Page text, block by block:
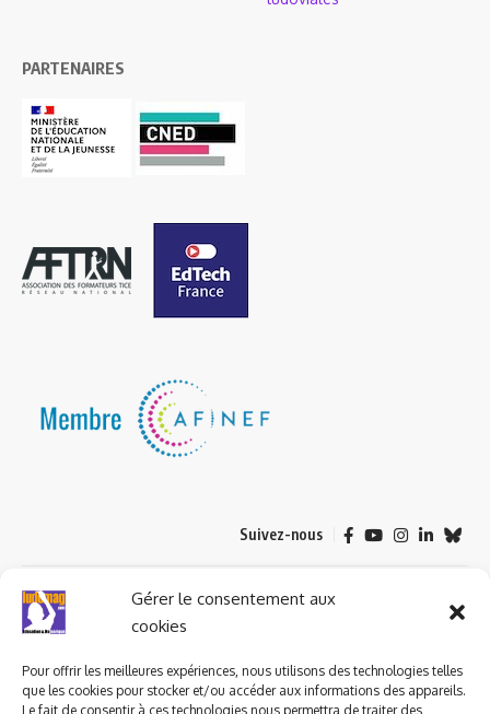
Gérer le consentement aux
cookies
Pour offrir les meilleures expériences, nous utilisons des technologies telles
que les cookies pour stocker et/ou accéder aux informations des appareils.
Le fait de consentir à ces technologies nous permettra de traiter des
PARTENAIRES
Suivez-nous
© 2023 ludomag.com édité et géré par WOOMEET SAS, powered by